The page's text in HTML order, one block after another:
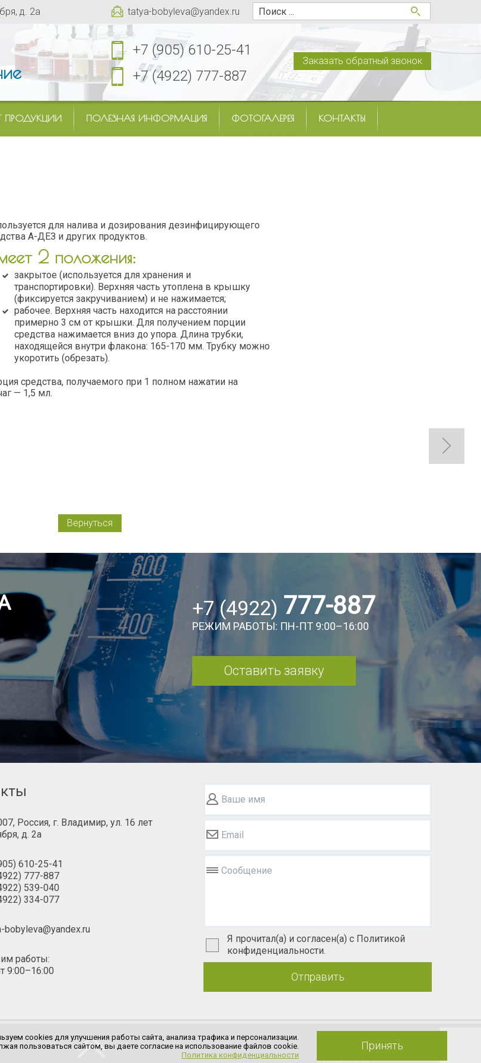
cookies для улучшения работы сайта, анализа трафика и персонализации.
пользоваться сайтом, вы даете согласие на использование файлов cookie.
Политика конфиденциальности
Принять
tatya-bobyleva@yandex.ru
д. 2а
+7 (905) 610-25-41
+7 (4922) 777-887
Заказать обратный звонок
ПРОДУКЦИИ ПОЛЕЗНАЯ ИНФОРМАЦИЯ ФОТОГАЛЕРЕЯ КОНТАКТЫ
для налива и дозирования дезинфицирующего
А-ДЕЗ и других продуктов.
2 положения:
закрытое (используется для хранения и
транспортировки). Верхняя часть утоплена в крышку
(фиксируется закручиванием) и не нажимается;
рабочее. Верхняя часть находится на расстоянии
примерно 3 см от крышки. Для получением порции
средства нажимается вниз до упора. Длина трубки,
находящейся внутри флакона: 165-170 мм. Трубку можно
укоротить (обрезать).
средства, получаемого при 1 полном нажатии на
— 1,5 мл.
Вернуться
+7 (4922) 777-887
РЕЖИМ РАБОТЫ: ПН-ПТ 9:00–16:00
Оставить заявку
Россия, г. Владимир, ул. 16 лет
д. 2а
610-25-41
777-887
539-040
334-077
bobyleva@yandex.ru
работы:
9:00–16:00
Ваше имя
Email
Сообщение
Я прочитал(а) и согласен(а) с Политикой
конфиденциальности.
Отправить
Создание сайта
и продвижение